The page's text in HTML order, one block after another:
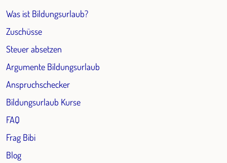
Was ist Bildungsurlaub?
Zuschüsse
Steuer absetzen
Argumente Bildungsurlaub
Anspruchschecker
Bildungsurlaub Kurse
FAQ
Frag Bibi
Blog